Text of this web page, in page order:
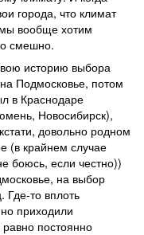
города, что климат
вообще хотим
смешно.
историю выбора
Подмосковье, потом
в Краснодаре
Новосибирск),
довольно родном
(в крайнем случае
боюсь, если честно))
на выбор
Где-то вплоть
приходили
постоянно